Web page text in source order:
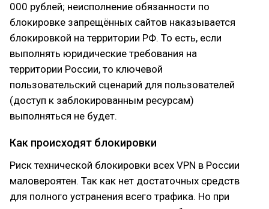
000 рублей; неисполнение обязанности по
блокировке запрещённых сайтов наказывается
блокировкой на территории РФ. То есть, если
выполнять юридические требования на
территории России, то ключевой
пользовательский сценарий для пользователей
(доступ к заблокированным ресурсам)
выполняться не будет.
Как происходят блокировки
Риск технической блокировки всех VPN в России
маловероятен. Так как нет достаточных средств
для полного устранения всего трафика. Но при